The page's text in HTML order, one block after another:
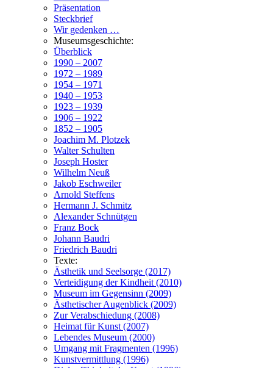
Präsentation
Steckbrief
Wir gedenken …
Museumsgeschichte:
Überblick
1990 – 2007
1972 – 1989
1954 – 1971
1940 – 1953
1923 – 1939
1906 – 1922
1852 – 1905
Joachim M. Plotzek
Walter Schulten
Joseph Hoster
Wilhelm Neuß
Jakob Eschweiler
Arnold Steffens
Hermann J. Schmitz
Alexander Schnütgen
Franz Bock
Johann Baudri
Friedrich Baudri
Texte:
Ästhetik und Seelsorge (2017)
Verteidigung der Kindheit (2010)
Museum im Gegensinn (2009)
Ästhetischer Augenblick (2009)
Zur Verabschiedung (2008)
Heimat für Kunst (2007)
Lebendes Museum (2000)
Umgang mit Fragmenten (1996)
Kunstvermittlung (1996)